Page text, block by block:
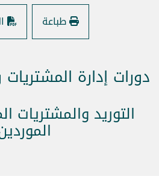
طباعة
دورات إدارة
التوريد والمشتريات